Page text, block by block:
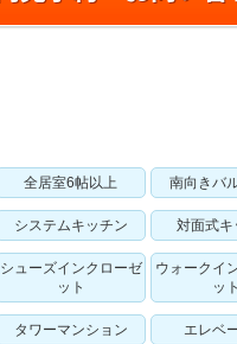
全居室6帖以上 南向きバ
システムキッチン 対面式キ
シューズインクローゼ
ット
ウォークイ
ッ
タワーマンション エレベ